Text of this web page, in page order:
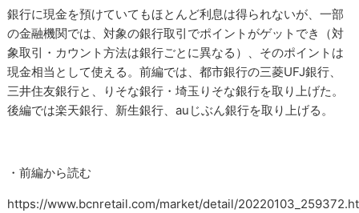
銀行に現金を預けていてもほとんど利息は得られないが、一部
の金融機関では、対象の銀行取引でポイントがゲットでき（対
象取引・カウント方法は銀行ごとに異なる）、そのポイントは
現金相当として使える。前編では、都市銀行の三菱UFJ銀行、
三井住友銀行と、りそな銀行・埼玉りそな銀行を取り上げた。
後編では楽天銀行、新生銀行、auじぶん銀行を取り上げる。
・前編から読む
https://www.bcnretail.com/market/detail/